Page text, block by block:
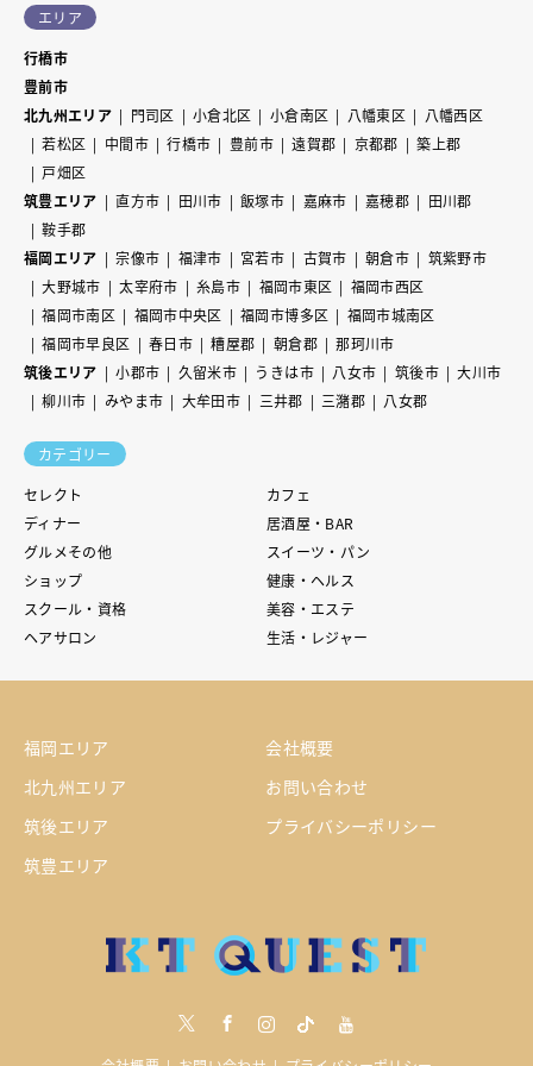
エリア
行橋市
豊前市
北九州エリア
門司区 小倉北区 小倉南区 八幡東区
八幡西区
若松区
中間市 行橋市 豊前市 遠賀郡 京都郡
築上郡
戸畑区
筑豊エリア
直方市 田川市 飯塚市 嘉麻市 嘉穂郡
田川郡
鞍手郡
福岡エリア
宗像市 福津市 宮若市 古賀市 朝倉市
筑紫野市
大野城市
太宰府市 糸島市 福岡市東区
福岡市西区
福岡市南区
福岡市中央区 福岡市博多区
福岡市城南区
福岡市早良区
春日市 糟屋郡 朝倉郡
那珂川市
筑後エリア
小郡市 久留米市 うきは市 八女市 筑後市
大川市
柳川市
みやま市 大牟田市 三井郡 三潴郡 八女郡
カテゴリー
セレクト
カフェ
ディナー
居酒屋・BAR
グルメその他
スイーツ・パン
ショップ
健康・ヘルス
スクール・資格
美容・エステ
ヘアサロン
生活・レジャー
福岡エリア
北九州エリア
筑後エリア
筑豊エリア
会社概要
お問い合わせ
プライバシーポリシー
Instagramtiktock youtube